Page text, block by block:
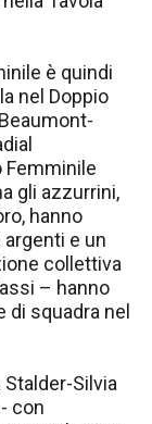
è quindi
nel Doppio
Femminile
gli azzurrini,
hanno
e un
collettiva
– hanno
di squadra nel
Silvia
con